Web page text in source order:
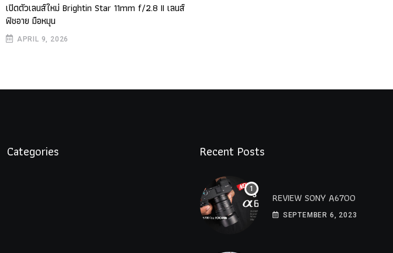
เปิดตัวเลนส์ใหม่ Brightin Star 11mm f/2.8 II เลนส์
ฟิชอาย มือหมุน
APRIL 9, 2026
Categories Recent Posts
REVIEW SONY A6700
SEPTEMBER 6, 2023